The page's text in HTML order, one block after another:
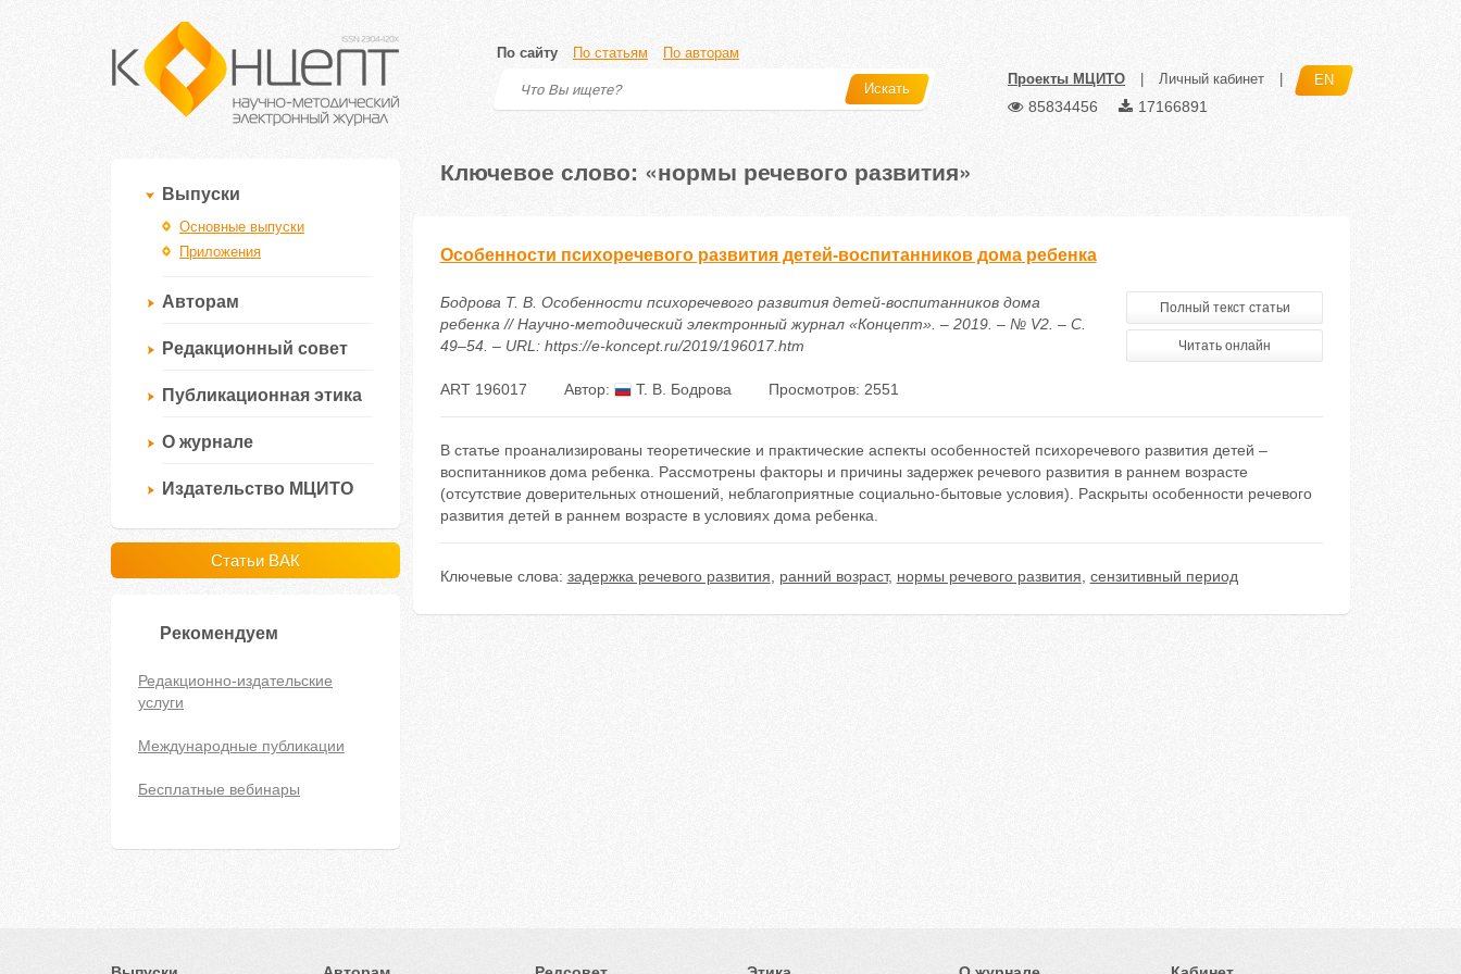
По сайту По статьям По авторам
Искать
Проекты МЦИТО Личный кабинет EN
85834456 17166891
Выпуски
Основные выпуски
Приложения
Авторам
Редакционный совет
Публикационная этика
О журнале
Издательство МЦИТО
Статьи ВАК
Рекомендуем
Редакционно-издательские
услуги
Международные публикации
Бесплатные вебинары
Ключевое слово: «нормы речевого развития»
Особенности психоречевого развития детей-воспитанников дома ребенка
Бодрова Т. В. Особенности психоречевого развития детей-воспитанников дома
ребенка // Научно-методический электронный журнал «Концепт». – 2019. – № V2. – С.
49–54. – URL: https://e-koncept.ru/2019/196017.htm
Полный текст статьи
Читать онлайн
ART 196017 Автор: Т. В. Бодрова Просмотров: 2551
В статье проанализированы теоретические и практические аспекты особенностей психоречевого развития детей –
воспитанников дома ребенка. Рассмотрены факторы и причины задержек речевого развития в раннем возрасте
(отсутствие доверительных отношений, неблагоприятные социально-бытовые условия). Раскрыты особенности речевого
развития детей в раннем возрасте в условиях дома ребенка.
Ключевые слова: задержка речевого развития ранний возраст, нормы речевого развития сензитивный период